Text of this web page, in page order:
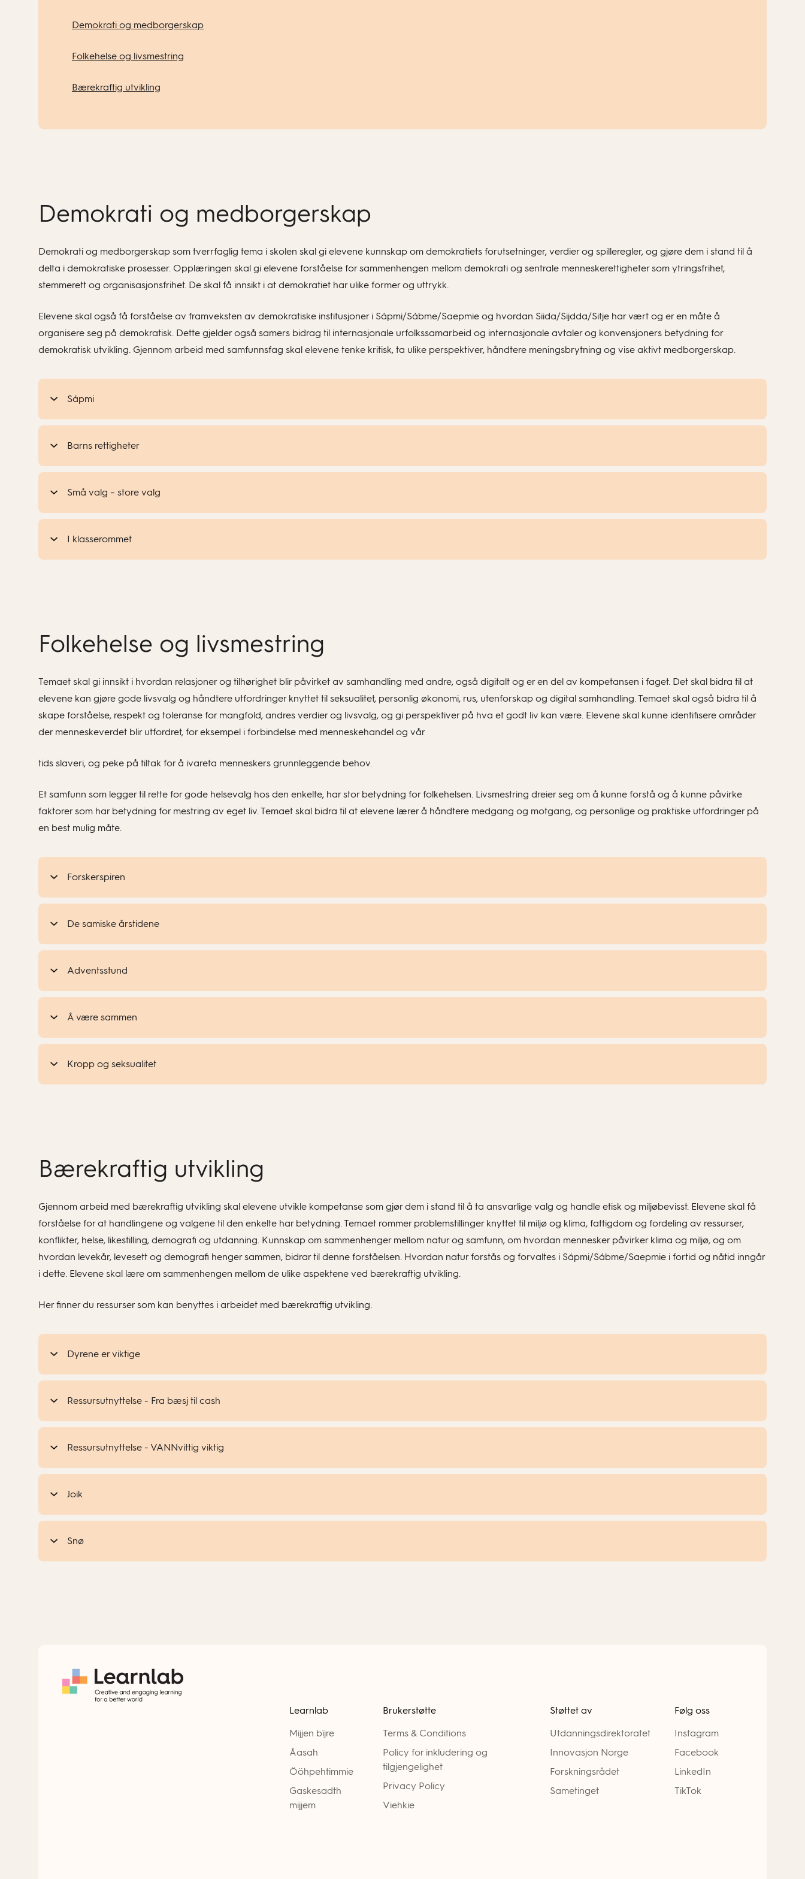
Demokrati og medborgerskap
Folkehelse og livsmestring
Bærekraftig utvikling
Demokrati og medborgerskap
Demokrati og medborgerskap som tverrfaglig tema i skolen skal gi elevene kunnskap om demokratiets forutsetninger, verdier og spilleregler, og gjøre dem i stand til å
delta i demokratiske prosesser. Opplæringen skal gi elevene forståelse for sammenhengen mellom demokrati og sentrale menneskerettigheter som ytringsfrihet,
stemmerett og organisasjonsfrihet. De skal få innsikt i at demokratiet har ulike former og uttrykk.
Elevene skal også få forståelse av framveksten av demokratiske institusjoner i Sápmi/Sábme/Saepmie og hvordan Siida/Sijdda/Sitje har vært og er en måte å
organisere seg på demokratisk. Dette gjelder også samers bidrag til internasjonale urfolkssamarbeid og internasjonale avtaler og konvensjoners betydning for
demokratisk utvikling. Gjennom arbeid med samfunnsfag skal elevene tenke kritisk, ta ulike perspektiver, håndtere meningsbrytning og vise aktivt medborgerskap.
Sápmi
Barns rettigheter
Små valg – store valg
I klasserommet
Folkehelse og livsmestring
Temaet skal gi innsikt i hvordan relasjoner og tilhørighet blir påvirket av samhandling med andre, også digitalt og er en del av kompetansen i faget. Det skal bidra til at
elevene kan gjøre gode livsvalg og håndtere utfordringer knyttet til seksualitet, personlig økonomi, rus, utenforskap og digital samhandling. Temaet skal også bidra til å
skape forståelse, respekt og toleranse for mangfold, andres verdier og livsvalg, og gi perspektiver på hva et godt liv kan være. Elevene skal kunne identifisere områder
der menneskeverdet blir utfordret, for eksempel i forbindelse med menneskehandel og vår
tids slaveri, og peke på tiltak for å ivareta menneskers grunnleggende behov.
Et samfunn som legger til rette for gode helsevalg hos den enkelte, har stor betydning for folkehelsen. Livsmestring dreier seg om å kunne forstå og å kunne påvirke
faktorer som har betydning for mestring av eget liv. Temaet skal bidra til at elevene lærer å håndtere medgang og motgang, og personlige og praktiske utfordringer på
en best mulig måte.
Forskerspiren
De samiske årstidene
Adventsstund
Å være sammen
Kropp og seksualitet
Bærekraftig utvikling
Gjennom arbeid med bærekraftig utvikling skal elevene utvikle kompetanse som gjør dem i stand til å ta ansvarlige valg og handle etisk og miljøbevisst. Elevene skal få
forståelse for at handlingene og valgene til den enkelte har betydning. Temaet rommer problemstillinger knyttet til miljø og klima, fattigdom og fordeling av ressurser,
konflikter, helse, likestilling, demografi og utdanning. Kunnskap om sammenhenger mellom natur og samfunn, om hvordan mennesker påvirker klima og miljø, og om
hvordan levekår, levesett og demografi henger sammen, bidrar til denne forståelsen. Hvordan natur forstås og forvaltes i Sápmi/Sábme/Saepmie i fortid og nåtid inngår
i dette. Elevene skal lære om sammenhengen mellom de ulike aspektene ved bærekraftig utvikling.
Her finner du ressurser som kan benyttes i arbeidet med bærekraftig utvikling.
Dyrene er viktige
Ressursutnyttelse - Fra bæsj til cash
Ressursutnyttelse - VANNvittig viktig
Joik
Snø
Learnlab
Mijjen bïjre
Åasah
Ööhpehtimmie
Gaskesadth
mijjem
Brukerstøtte
Terms & Conditions
Policy for inkludering og
tilgjengelighet
Privacy Policy
Viehkie
Støttet av
Utdanningsdirektoratet
Innovasjon Norge
Forskningsrådet
Sametinget
Følg oss
Instagram
Facebook
LinkedIn
TikTok